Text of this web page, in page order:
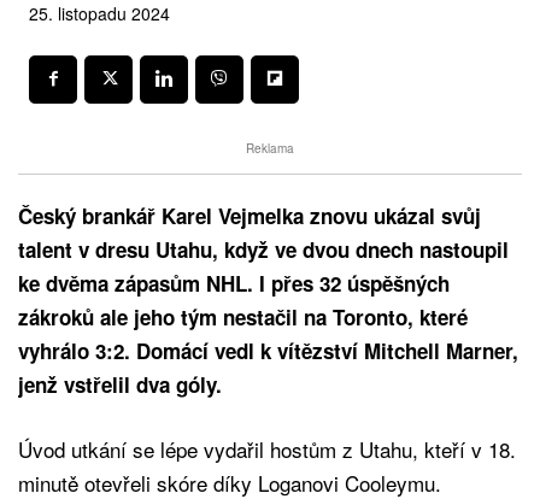
25. listopadu 2024
Reklama
Český brankář Karel Vejmelka znovu ukázal svůj
talent v dresu Utahu, když ve dvou dnech nastoupil
ke dvěma zápasům NHL. I přes 32 úspěšných
zákroků ale jeho tým nestačil na Toronto, které
vyhrálo 3:2. Domácí vedl k vítězství Mitchell Marner,
jenž vstřelil dva góly.
Úvod utkání se lépe vydařil hostům z Utahu, kteří v 18.
minutě otevřeli skóre díky Loganovi Cooleymu.